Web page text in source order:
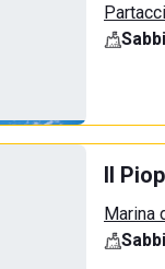
Il
Marina